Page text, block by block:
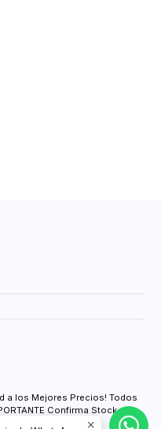
a los Mejores Precios! Todos
Confirma Stock